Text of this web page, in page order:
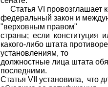
Статья VI провозглашает
федеральный закон и
"верховным правом"
страны; если конституция
какого-либо штата
установлени­ям, то
должностные лица штата
последними.
Статья VII установила, что